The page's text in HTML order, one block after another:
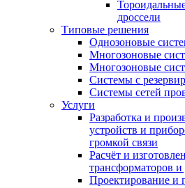
дроссели
Типовые решения
Однозоновые
Многозоновые
Многозоновые
Системы с
Системы сетей
Услуги
Разработка и
устройств и
громкой связи
Расчёт и
трансформаторов и
Проектирование и